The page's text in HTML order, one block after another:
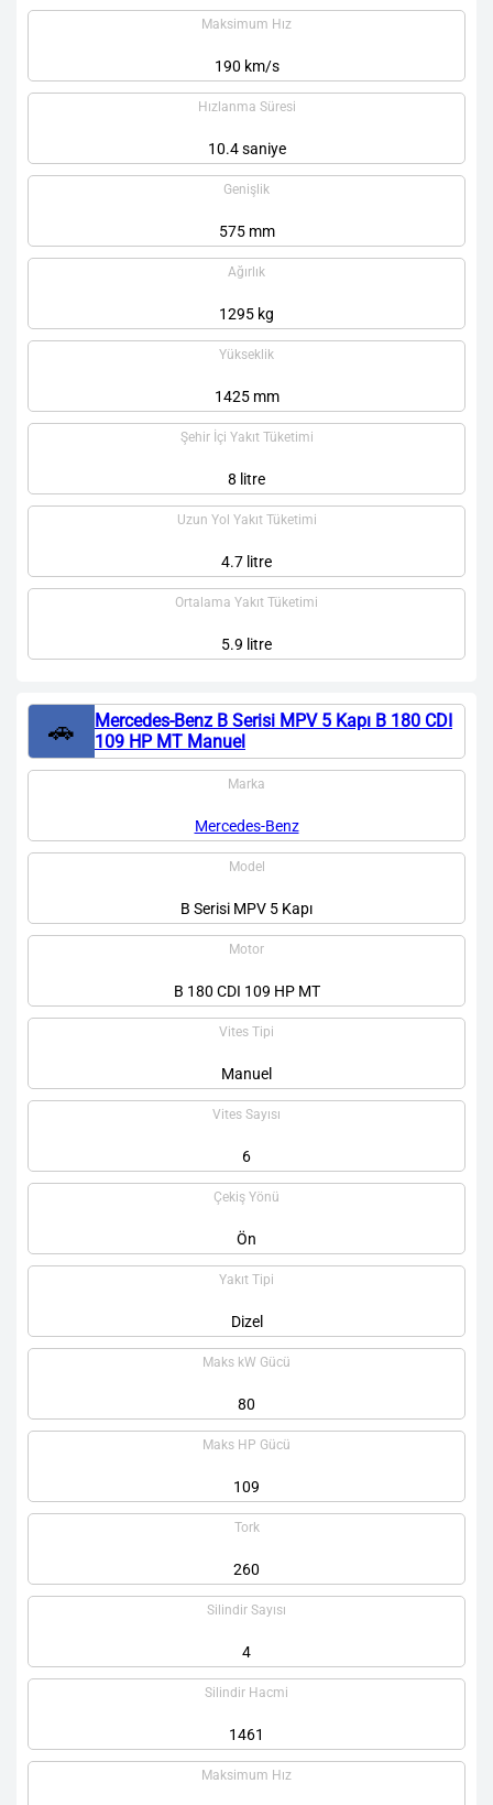
Maksimum Hız
190 km/s
Hızlanma Süresi
10.4 saniye
Genişlik
575 mm
Ağırlık
1295 kg
Yükseklik
1425 mm
Şehir İçi Yakıt Tüketimi
8 litre
Uzun Yol Yakıt Tüketimi
4.7 litre
Ortalama Yakıt Tüketimi
5.9 litre
🚗
Mercedes-Benz B Serisi MPV 5 Kapı B 180 CDI
109 HP MT Manuel
Marka
Mercedes-Benz
Model
B Serisi MPV 5 Kapı
Motor
B 180 CDI 109 HP MT
Vites Tipi
Manuel
Vites Sayısı
6
Çekiş Yönü
Ön
Yakıt Tipi
Dizel
Maks kW Gücü
80
Maks HP Gücü
109
Tork
260
Silindir Sayısı
4
Silindir Hacmi
1461
Maksimum Hız